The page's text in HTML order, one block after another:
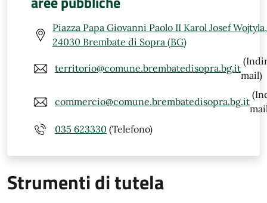
Piazza Papa Giovanni Paolo II Karol Josef
24030 Brembate di Sopra (BG)
territorio@comune.brembatedisopra.bg.it
mail)
commercio@comune.brembatedisopra.bg.it
035 623330 (Telefono)
Strumenti di tutela